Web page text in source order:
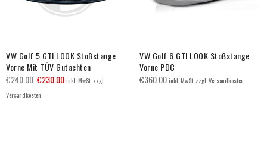
VW Golf 5 GTI LOOK Stoßstange
Vorne Mit TÜV Gutachten
€240.00 €230.00inkl. MwSt. zzgl.
Versandkosten
VW Golf 6 GTI LOOK Stoßstange
Vorne PDC
€360.00inkl. MwSt. zzgl. Versandkosten